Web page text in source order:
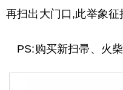
再扫出大门口,此举象征
PS:购买新扫帚、火柴